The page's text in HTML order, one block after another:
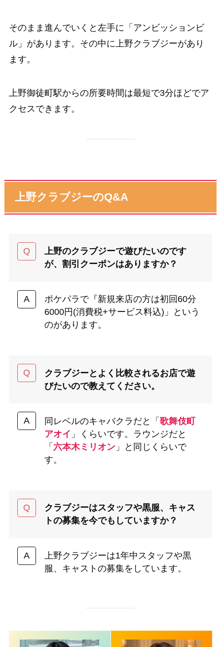
そのまま進んでいくと左手に「アンビッションビ
ル」があります。その中に上野クラブジーがあり
ます。
上野御徒町駅からの所要時間は最短で3分ほどでア
クセスできます。
上野クラブジーのQ&A
上野のクラブジーで遊びたいのです
が、割引クーポンはありますか？
ポケパラで『新規来店の方は初回60分
6000円(消費税+サービス料込)」という
のがあります。
クラブジーとよく比較されるお店で遊
びたいので教えてください。
同レベルのキャバクラだと「 歌舞伎町
アオイ 」くらいです。ラウンジだと
「 六本木ミリオン」と同じくらいで
す。
クラブジーはスタッフや黒服、キャス
トの募集を今でもしていますか？
上野クラブジーは1年中スタッフや黒
服、キャストの募集をしています。